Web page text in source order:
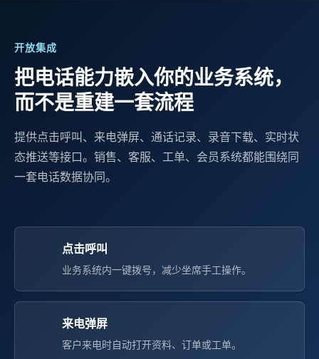
开放集成
把电话能力嵌入你的业务系统，
而不是重建一套流程
提供点击呼叫、来电弹屏、通话记录、录音下载、实时状
态推送等接口。销售、客服、工单、会员系统都能围绕同
一套电话数据协同。
点击呼叫
业务系统内一键拨号，减少坐席手工操作。
来电弹屏
客户来电时自动打开资料、订单或工单。